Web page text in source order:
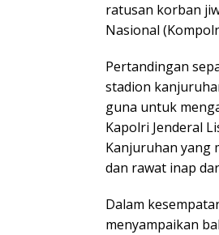
ratusan korban
Nasional
Pertandingan
stadion
guna untuk
Kapolri Jenderal
Kanjuruhan yang
dan rawat inap
Dalam
menyampaikan